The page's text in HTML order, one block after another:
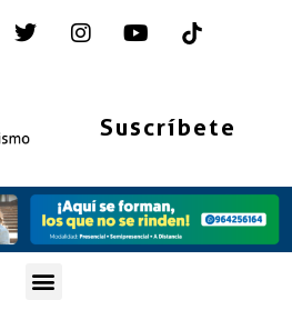
Suscríbete